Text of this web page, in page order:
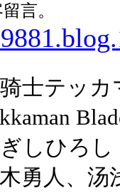
言。
士テッ
しひろし
人、汤